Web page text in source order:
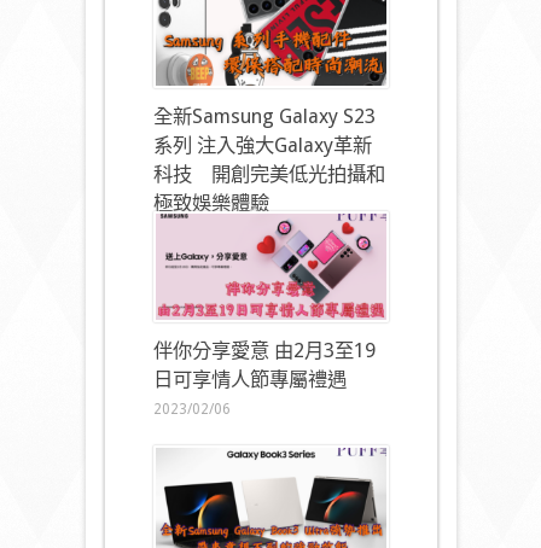
全新Samsung Galaxy S23
系列 注入強大Galaxy革新
科技 開創完美低光拍攝和
極致娛樂體驗
伴你分享愛意 由2月3至19
日可享情人節專屬禮遇
2023/02/06